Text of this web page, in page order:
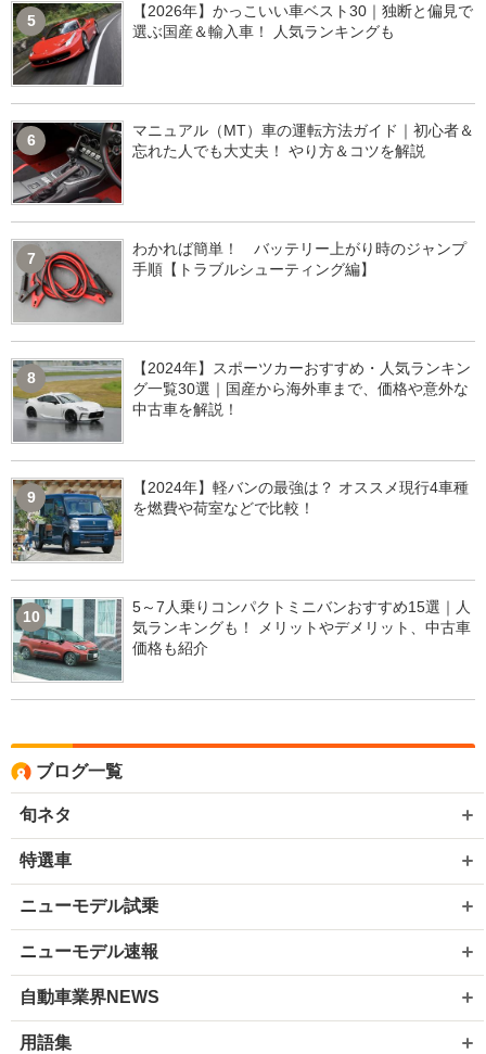
5
【2026年】かっこいい車ベスト30｜独断と偏見で
選ぶ国産＆輸入車！ 人気ランキングも
6
マニュアル（MT）車の運転方法ガイド｜初心者＆
忘れた人でも大丈夫！ やり方＆コツを解説
7
わかれば簡単！ バッテリー上がり時のジャンプ
手順【トラブルシューティング編】
8
【2024年】スポーツカーおすすめ・人気ランキン
グ一覧30選｜国産から海外車まで、価格や意外な
中古車を解説！
9
【2024年】軽バンの最強は？ オススメ現行4車種
を燃費や荷室などで比較！
10
5～7人乗りコンパクトミニバンおすすめ15選｜人
気ランキングも！ メリットやデメリット、中古車
価格も紹介
ブログ一覧
旬ネタ
特選車
ニューモデル試乗
ニューモデル速報
自動車業界NEWS
用語集